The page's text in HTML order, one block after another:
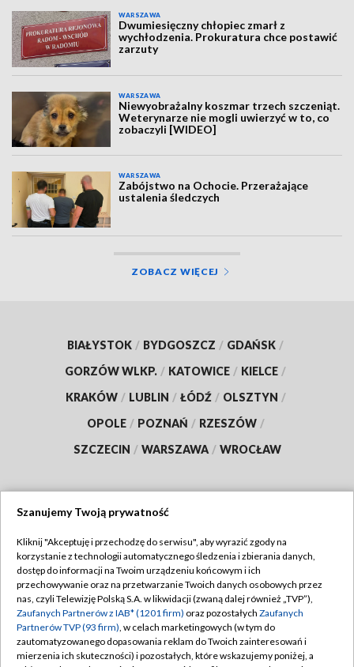
WARSZAWA
Dwumiesięczny chłopiec zmarł z
wychłodzenia. Prokuratura chce postawić
zarzuty
WARSZAWA
Niewyobrażalny koszmar trzech szczeniąt.
Weterynarze nie mogli uwierzyć w to, co
zobaczyli [WIDEO]
WARSZAWA
Zabójstwo na Ochocie. Przerażające
ustalenia śledczych
ZOBACZ WIĘCEJ
BIAŁYSTOK / BYDGOSZCZ / GDAŃSK /
GORZÓW WLKP. / KATOWICE / KIELCE /
KRAKÓW / LUBLIN / ŁÓDŹ / OLSZTYN /
OPOLE / POZNAŃ / RZESZÓW /
SZCZECIN / WARSZAWA / WROCŁAW
TVP
Abonament TVP
Emisja w TVP
Centrum informacji TVP
Naziemna Telewizja Cyfrowa
Regulamin TVP
Polityka prywatności
Moje zgody
Szanujemy Twoją prywatność
Kliknij "Akceptuję i przechodzę do serwisu", aby wyrazić zgody na
korzystanie z technologii automatycznego śledzenia i zbierania danych,
dostęp do informacji na Twoim urządzeniu końcowym i ich
przechowywanie oraz na przetwarzanie Twoich danych osobowych przez
nas, czyli Telewizję Polską S.A. w likwidacji (zwaną dalej również „TVP”),
Zaufanych Partnerów z IAB* (1201 firm) oraz pozostałych Zaufanych
Partnerów TVP (93 firm), w celach marketingowych (w tym do
zautomatyzowanego dopasowania reklam do Twoich zainteresowań i
mierzenia ich skuteczności) i pozostałych, które wskazujemy poniżej, a